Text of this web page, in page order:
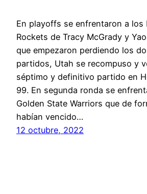
En playoffs se enfrentaron a los
Rockets de Tracy McGrady y
que empezaron perdiendo los
partidos, Utah se recompuso y
séptimo y definitivo partido en
99. En segunda ronda se
Golden State Warriors que de
habían vencido…
12 octubre, 2022